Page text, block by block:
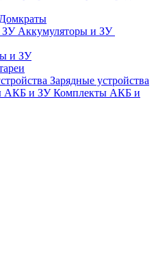
Домкраты
Аккумуляторы и ЗУ
и ЗУ
Зарядные устройства
Комплекты АКБ и